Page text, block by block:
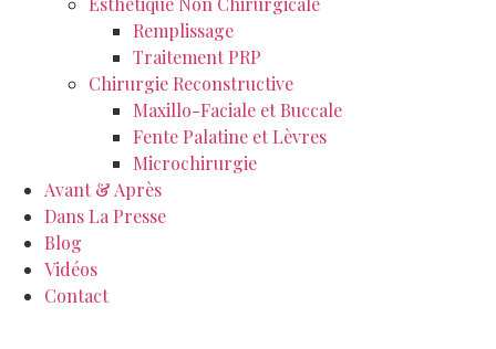
Remplissage
Traitement PRP
Chirurgie Reconstructive
Maxillo-Faciale et Buccale
Fente Palatine et Lèvres
Microchirurgie
Avant & Après
Dans La Presse
Blog
Vidéos
Contact